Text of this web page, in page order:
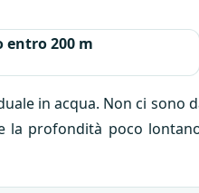
entro 200 m
in acqua. Non ci sono
profondità poco